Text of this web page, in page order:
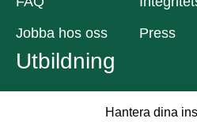
Hantera dina
Jobba hos oss
Press
Utbildning